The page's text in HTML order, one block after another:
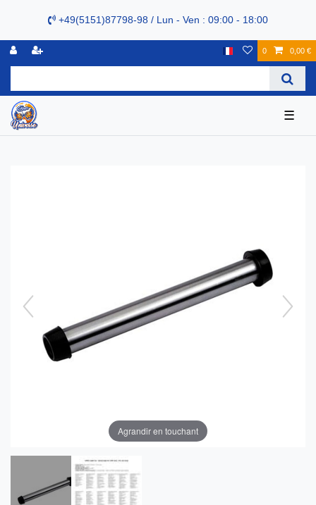
+49(5151)87798-98 / Lun - Ven : 09:00 - 18:00
0 0,00 €
☰
Agrandir en touchant